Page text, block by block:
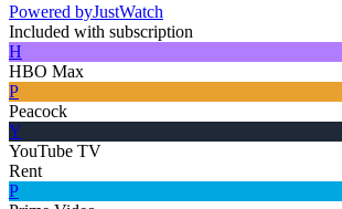
Powered byJustWatch
Included with subscription
H
HBO Max
P
Peacock
Y
YouTube TV
Rent
P